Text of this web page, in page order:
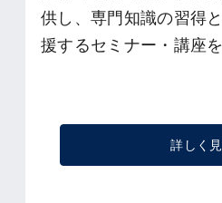
供し、専門知識の習得
援するセミナー・講座
詳しく